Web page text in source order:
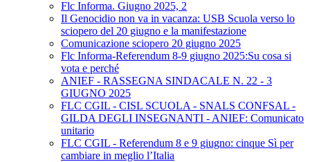
Flc Informa. Giugno 2025, 2
Il Genocidio non va in vacanza: USB Scuola verso lo
sciopero del 20 giugno e la manifestazione
Comunicazione sciopero 20 giugno 2025
Flc Informa-Referendum 8-9 giugno 2025:Su cosa si
vota e perché
ANIEF - RASSEGNA SINDACALE N. 22 - 3
GIUGNO 2025
FLC CGIL - CISL SCUOLA - SNALS CONFSAL -
GILDA DEGLI INSEGNANTI - ANIEF: Comunicato
unitario
FLC CGIL - Referendum 8 e 9 giugno: cinque Sì per
cambiare in meglio l’Italia